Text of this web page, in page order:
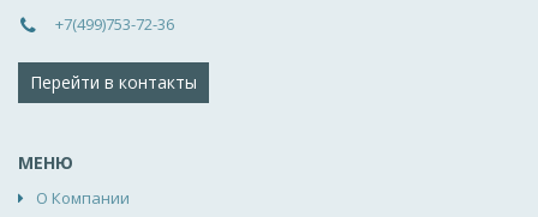
+7(499)753-72-36
Перейти в контакты
МЕНЮ
О Компании